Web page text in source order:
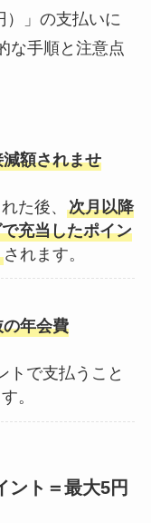
）」の支払いに
な手順と注意点
額されませ
た後、次月以降
充当したポイン
されます。
年会費
トで支払うこと
。
ント＝最大5円